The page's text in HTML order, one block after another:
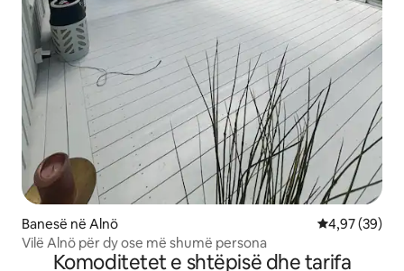
Banesë në Alnö Vlerësimi
4,97 (39)
Vilë Alnö për dy ose më shumë persona
Komoditetet e shtëpisë dhe tarifa